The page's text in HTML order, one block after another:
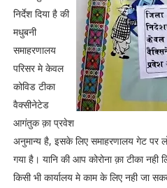
निर्देश दिया है की
मधुबनी
समाहरणालय
परिसर मे केवल
कोविड टीका
वैक्सीनेटेड
आगंतुक क़ा प्रवेश
अनुमान्य है, इसके लिए समाहरणालय गेट पर
गया है। यानि की आप कोरोना क़ा टीका नही
किसी भी कार्यालय मे काम के लिए नही जा